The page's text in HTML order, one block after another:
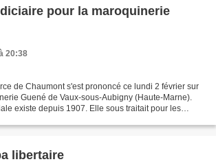
pour la maroquinerie
20:38
de Chaumont s'est prononcé ce lundi 2 février sur
Guené de Vaux-sous-Aubigny (Haute-Marne).
existe depuis 1907. Elle sous traitait pour les
libertaire